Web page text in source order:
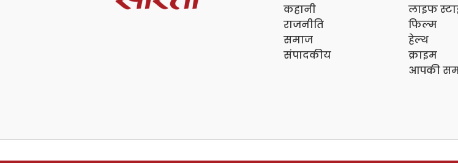
कहानी
राजनीति
समाज
संपादकीय
लाइफ
फिल्म
हेल्थ
क्राइम
आपकी